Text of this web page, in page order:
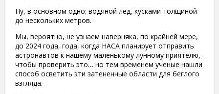
Ну, в основном одно: водяной лед, кусками толщиной
до нескольких метров.
Мы, вероятно, не узнаем наверняка, по крайней мере,
до 2024 года, года, когда НАСА планирует отправить
астронавтов к нашему маленькому лунному приятелю,
чтобы проверить это… но тем временем ученые нашли
способ осветить эти затененные области для беглого
взгляда.